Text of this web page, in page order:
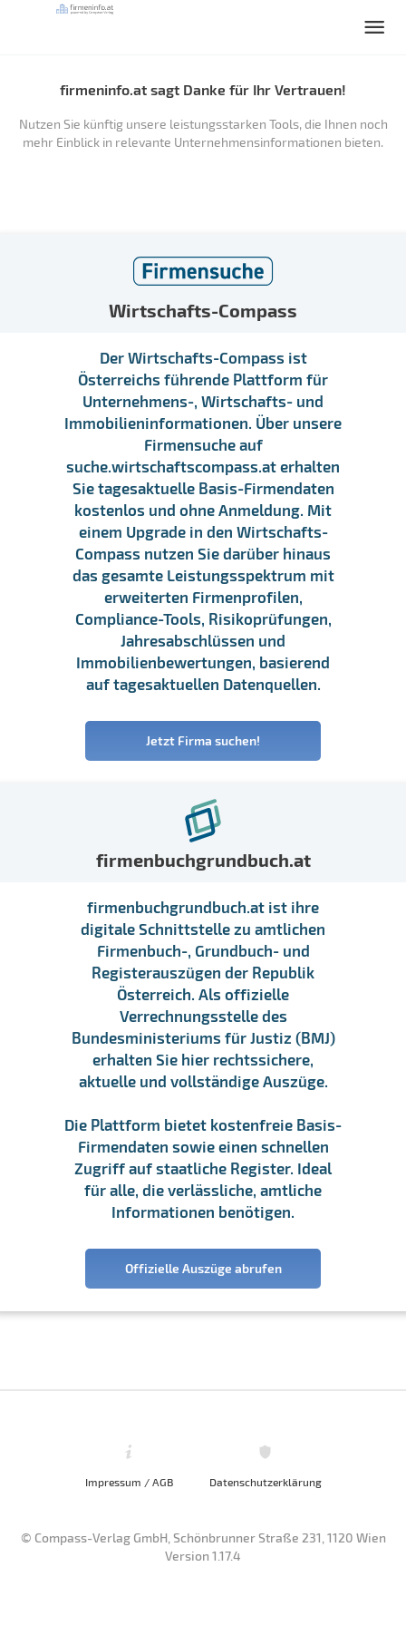
firmeninfo.at sagt Danke für Ihr Vertrauen!
Nutzen Sie künftig unsere leistungsstarken Tools, die Ihnen noch
mehr Einblick in relevante Unternehmensinformationen bieten.
Wirtschafts-Compass
Der Wirtschafts-Compass ist
Österreichs führende Plattform für
Unternehmens-, Wirtschafts- und
Immobilieninformationen. Über unsere
Firmensuche auf
suche.wirtschaftscompass.at erhalten
Sie tagesaktuelle Basis-Firmendaten
kostenlos und ohne Anmeldung. Mit
einem Upgrade in den Wirtschafts-
Compass nutzen Sie darüber hinaus
das gesamte Leistungsspektrum mit
erweiterten Firmenprofilen,
Compliance-Tools, Risikoprüfungen,
Jahresabschlüssen und
Immobilienbewertungen, basierend
auf tagesaktuellen Datenquellen.
Jetzt Firma suchen!
firmenbuchgrundbuch.at
firmenbuchgrundbuch.at ist ihre
digitale Schnittstelle zu amtlichen
Firmenbuch-, Grundbuch- und
Registerauszügen der Republik
Österreich. Als offizielle
Verrechnungsstelle des
Bundesministeriums für Justiz (BMJ)
erhalten Sie hier rechtssichere,
aktuelle und vollständige Auszüge.
Die Plattform bietet kostenfreie Basis-
Firmendaten sowie einen schnellen
Zugriff auf staatliche Register. Ideal
für alle, die verlässliche, amtliche
Informationen benötigen.
Offizielle Auszüge abrufen
Impressum / AGB Datenschutzerklärung
© Compass-Verlag GmbH, Schönbrunner Straße 231, 1120 Wien
Version 1.17.4